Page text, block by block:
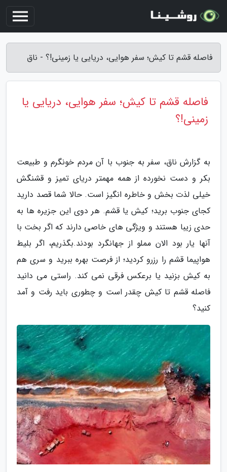
فاصله قشم تا کیش؛ سفر هوایی، دریایی یا زمینی!؟ - ناق
فاصله قشم تا کیش؛ سفر هوایی، دریایی یا
زمینی!؟
به گزارش ناق، سفر به جنوب با آن مردم خونگرم و طبیعت
بکر و دست نخورده از همه مهمتر دریای تمیز و قشنگش
خیلی لذت بخش و خاطره انگیز است. حالا شما قصد دارید
کجای جنوب برید؛ کیش یا قشم. هر دوی این جزیره ها به
حدی زیبا هستند و ویژگی های خاصی دارند که اگر بخت با
آنها یار بود الان مملو از جهانگرد بودند.بگذریم، اگر بلیط
هواپیما قشم را رزرو کردید؛ از فرصت بهره ببرید و سری هم
به کیش بزنید یا برعکس فرقی نمی کند. راستی می دانید
فاصله قشم تا کیش چقدر است و چطوری باید رفت و آمد
کنید؟